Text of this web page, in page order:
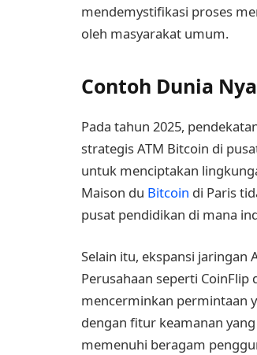
mendemystifikasi proses
oleh masyarakat umum.
Contoh Dunia
Pada tahun 2025,
strategis ATM Bitcoin di
untuk menciptakan
Maison du Bitcoin di Paris
pusat pendidikan di mana
Selain itu, ekspansi jaringan
Perusahaan seperti
mencerminkan permintaan
dengan fitur keamanan
memenuhi beragam